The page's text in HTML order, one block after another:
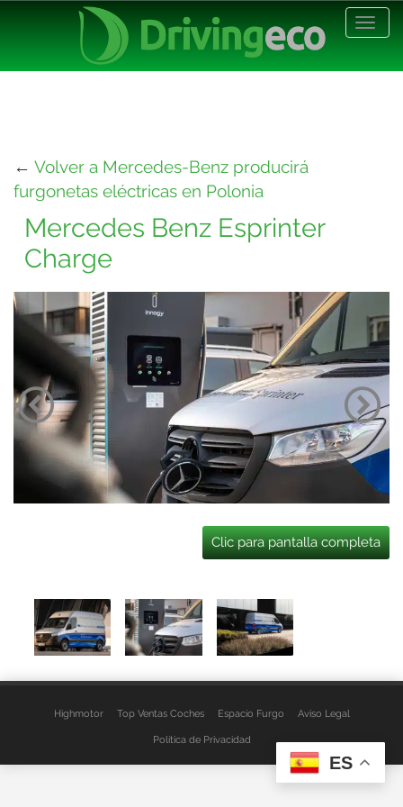
← Volver a Mercedes-Benz producirá
furgonetas eléctricas en Polonia
Mercedes Benz Esprinter
Charge
Clic para pantalla completa
Highmotor Top Ventas Coches Espacio Furgo Aviso Legal
Política de Privacidad
ES